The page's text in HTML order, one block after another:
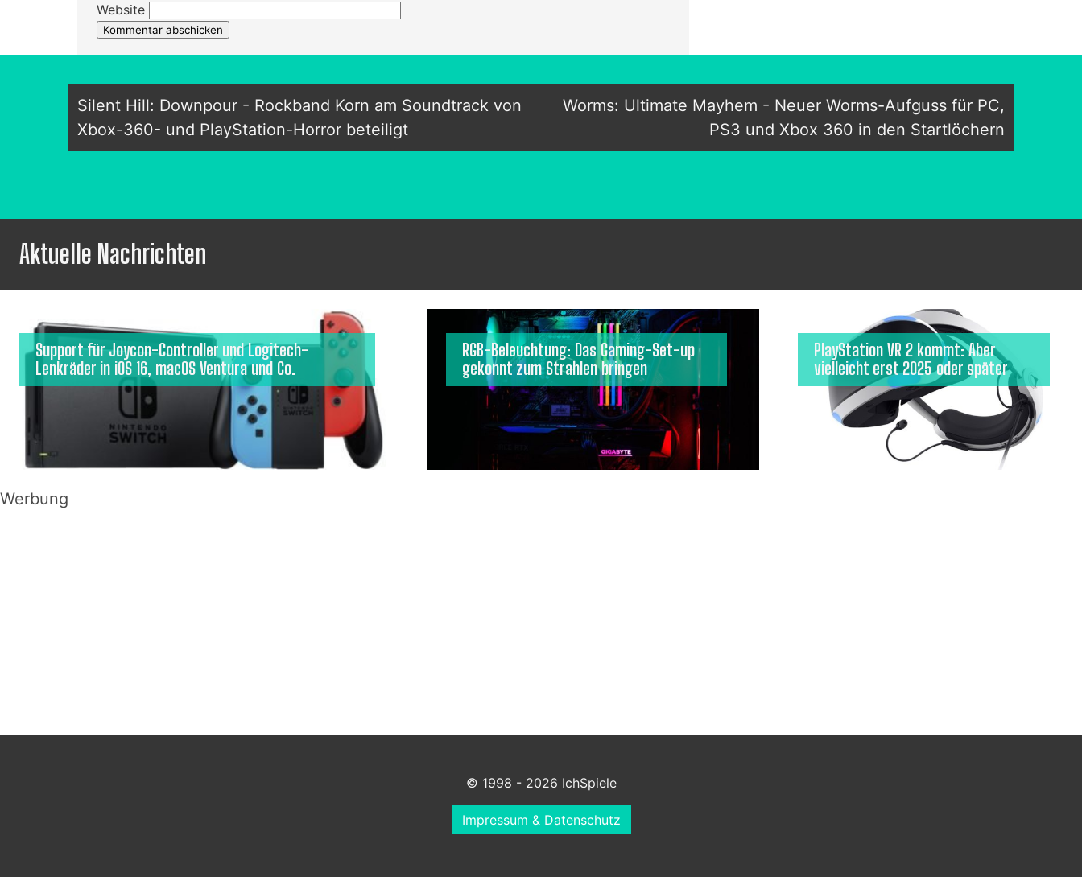
Website
Silent Hill: Downpour - Rockband Korn am Soundtrack von
Xbox-360- und PlayStation-Horror beteiligt
Worms: Ultimate Mayhem - Neuer Worms-Aufguss für PC,
PS3 und Xbox 360 in den Startlöchern
Aktuelle Nachrichten
Support für Joycon-Controller und Logitech-
Lenkräder in iOS 16, macOS Ventura und Co.
RGB-Beleuchtung: Das Gaming-Set-up
gekonnt zum Strahlen bringen
PlayStation VR 2 kommt: Aber
vielleicht erst 2025 oder später
Werbung
© 1998 - 2026 IchSpiele
Impressum & Datenschutz